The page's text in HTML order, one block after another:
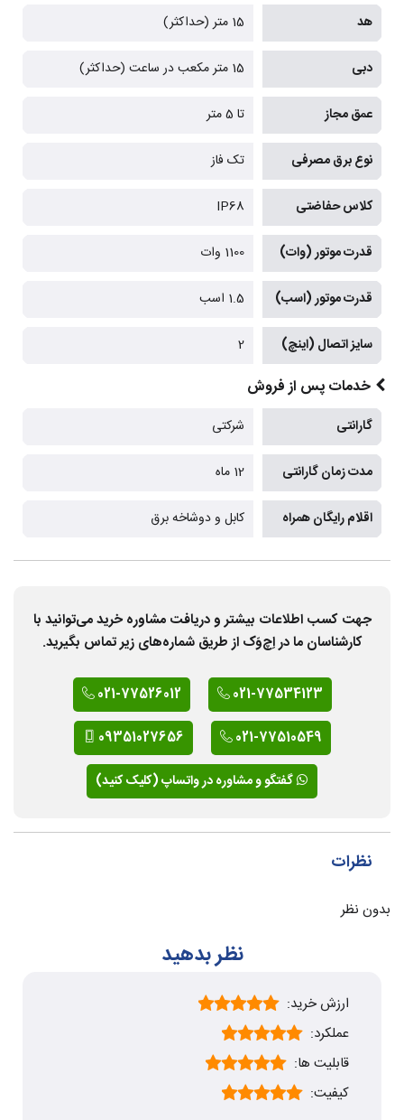
هد 15 متر (حداکثر)
دبی 15 متر مکعب در ساعت (حداکثر)
عمق مجاز تا 5 متر
نوع برق مصرفی تک فاز
کلاس حفاضتی IP68
قدرت موتور (وات) 1100 وات
قدرت موتور (اسب) 1.5 اسب
سایز اتصال (اینچ) 2
خدمات پس از فروش
گارانتی شرکتی
مدت زمان گارانتی 12 ماه
اقلام رایگان همراه کابل و دوشاخه برق
جهت کسب اطلاعات بیشتر و دریافت مشاوره خرید می‌توانید با
کارشناسان ما در اِچ‌وَک از طریق شماره‌های زیر تماس بگیرید.
021-77534123
021-77526012
021-77510549
09351027656
گفتگو و مشاوره در واتساپ (کلیک کنید)
نظرات
بدون نظر
نظر بدهید
ارزش خرید:
عملکرد:
قابلیت ها:
کیفیت: